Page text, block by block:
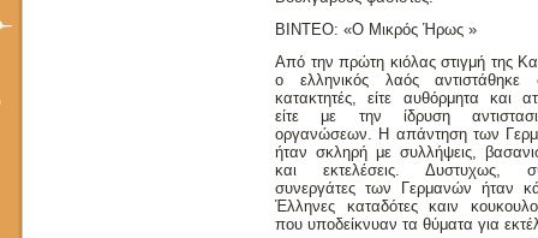
ΒΙΝΤΕΟ: «Ο Μικρός Ήρως »
Από την πρώτη κιόλας στιγμή της
ο ελληνικός λαός αντιστάθηκε
κατακτητές, είτε αυθόρμητα και
είτε με την ίδρυση
οργανώσεων. Η απάντηση των
ήταν σκληρή με συλλήψεις,
και εκτελέσεις. Δυστυχως,
συνεργάτες των Γερμανών ήταν
Έλληνες καταδότες καιν
που υποδείκνυαν τα θύματα για